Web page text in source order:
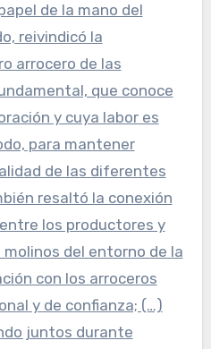
de la mano del
reivindicó la
arrocero de las
que conoce
y cuya labor es
para mantener
de las diferentes
resaltó la conexión
los productores y
del entorno de la
con los arroceros
y de confianza; (…)
juntos durante